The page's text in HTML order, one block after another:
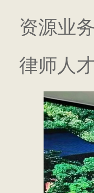
资源业
律师人